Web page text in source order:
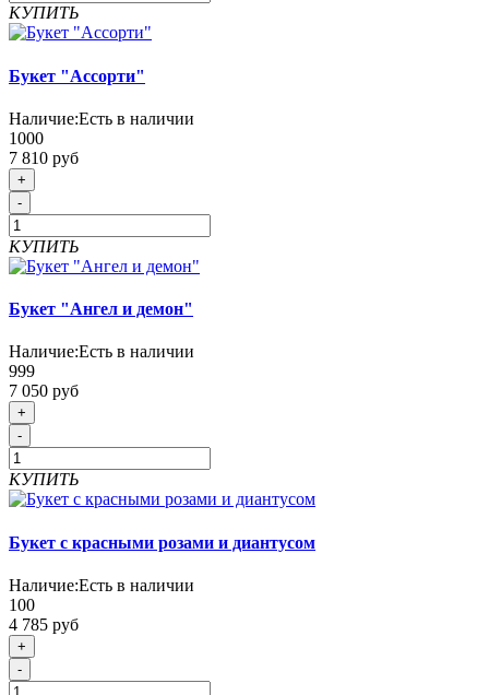
КУПИТЬ
Букет "Ассорти"
Наличие:Есть в наличии
1000
7 810 руб
+
-
КУПИТЬ
Букет "Ангел и демон"
Наличие:Есть в наличии
999
7 050 руб
+
-
КУПИТЬ
Букет с красными розами и диантусом
Наличие:Есть в наличии
100
4 785 руб
+
-